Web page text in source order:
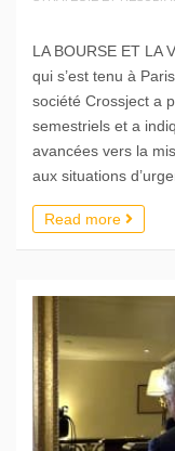
LA BOURSE ET LA
qui s’est tenu à
société Crossject a
semestriels et a
avancées vers la
aux situations
Read more